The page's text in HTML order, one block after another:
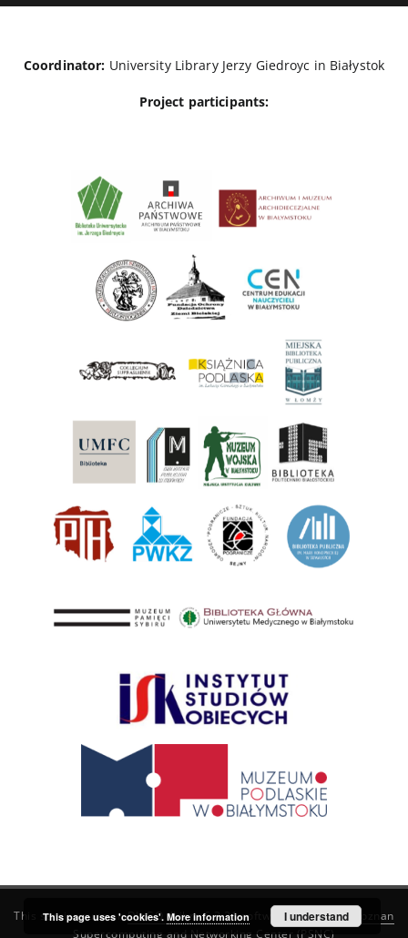
Coordinator: University Library Jerzy Giedroyc in Białystok
Project participants:
This service runs onDInGO dLibra 6.3.21software created by
Poznan
Supercomputing and Networking Center (PSNC)
This page uses 'cookies'. More information I understand